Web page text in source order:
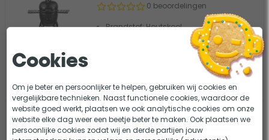
0 beoordelingen
Brandstof: Houtskool
Op voorraad
Yakiniku Basic Kamado barbecue -
Mini
Cookies
Om je beter en persoonlijker te helpen, gebruiken wij cookies en
vergelijkbare technieken. Naast functionele cookies, waardoor de
website goed werkt, plaatsen we ook analytische cookies om onze
website elke dag weer een beetje beter te maken. Ook plaatsen we
persoonlijke cookies zodat wij en derde partijen jouw